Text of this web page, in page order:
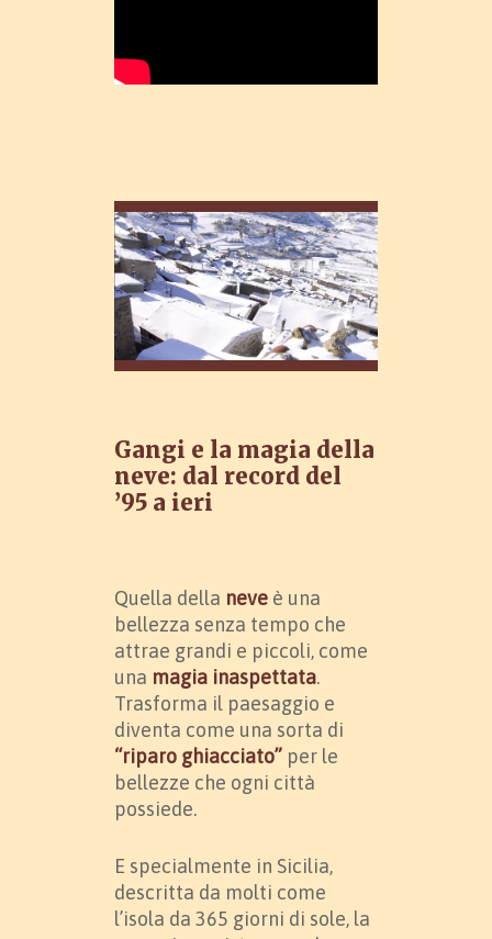
Gangi e la magia della
neve: dal record del
’95 a ieri
Quella della neve è una
bellezza senza tempo che
attrae grandi e piccoli, come
una magia inaspettata.
Trasforma il paesaggio e
diventa come una sorta di
“riparo ghiacciato” per le
bellezze che ogni città
possiede.
E specialmente in Sicilia,
descritta da molti come
l’isola da 365 giorni di sole, la